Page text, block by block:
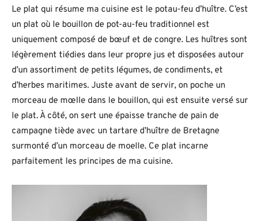
Le plat qui résume ma cuisine est le potau-feu d’huître. C’est
un plat où le bouillon de pot-au-feu traditionnel est
uniquement composé de bœuf et de congre. Les huîtres sont
légèrement tiédies dans leur propre jus et disposées autour
d’un assortiment de petits légumes, de condiments, et
d’herbes maritimes. Juste avant de servir, on poche un
morceau de mœlle dans le bouillon, qui est ensuite versé sur
le plat. À côté, on sert une épaisse tranche de pain de
campagne tiède avec un tartare d’huître de Bretagne
surmonté d’un morceau de moelle. Ce plat incarne
parfaitement les principes de ma cuisine.